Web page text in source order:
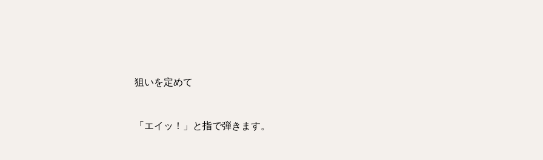
狙いを定めて
「エイッ！」と指で弾きます。